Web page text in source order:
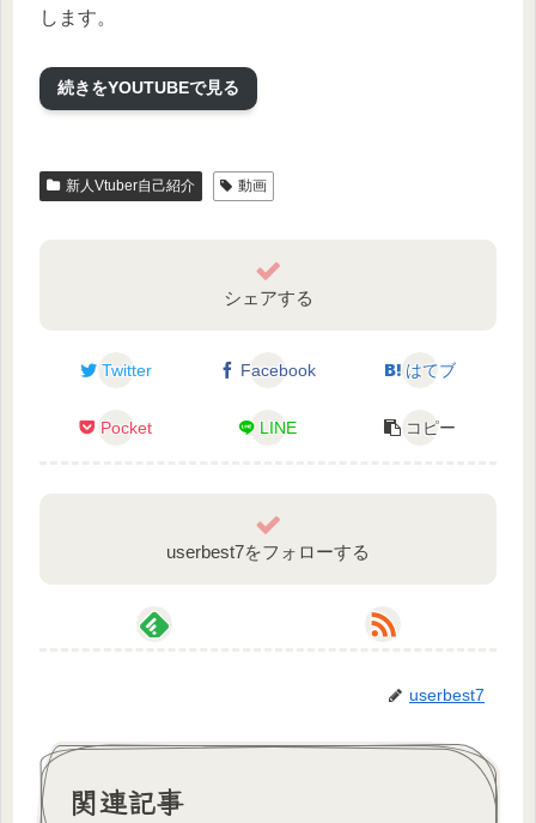
します。
続きをYOUTUBEで見る
新人Vtuber自己紹介 動画
シェアする
Twitter Facebook はてブ
Pocket LINE コピー
userbest7をフォローする
userbest7
関連記事